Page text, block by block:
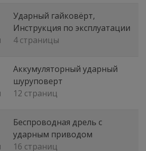
Ударный гайковёрт,
Инструкция по эксплуатации
4 страницы
Аккумуляторный ударный
шуруповерт
12 страниц
Беспроводная дрель с
ударным приводом
16 страниц